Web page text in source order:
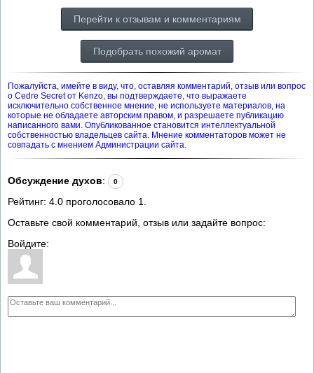
Перейти к отзывам и комментариям
Подобрать похожий аромат
Пожалуйста, имейте в виду, что, оставляя комментарий, отзыв или вопрос
о Cedre Secret от Kenzo, вы подтверждаете, что выражаете
исключительно собственное мнение, не используете материалов, на
которые не обладаете авторским правом, и разрешаете публикацию
написанного вами. Опубликованное становится интеллектуальной
собственностью владельцев сайта. Мнение комментаторов может не
совпадать с мнением Администрации сайта.
Обсуждение духов: 0
Рейтинг: 4.0 проголосовало 1
Оставьте свой комментарий, отзыв или задайте вопрос:
Войдите: